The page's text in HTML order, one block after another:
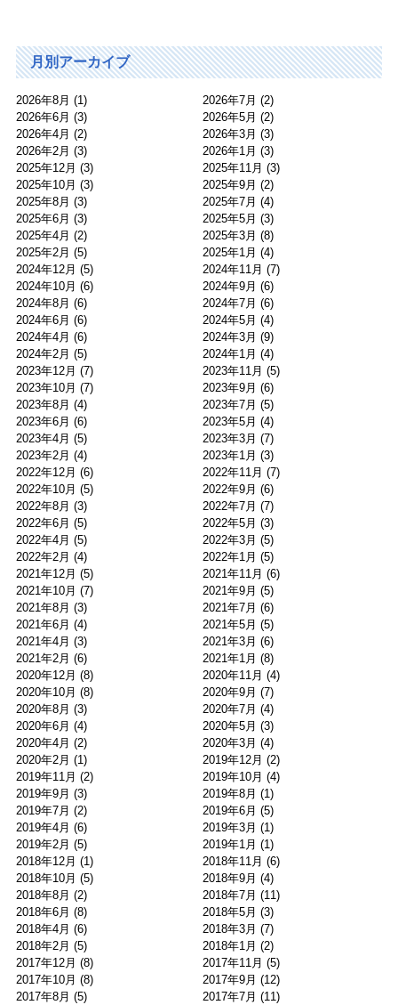
月別アーカイブ
2026年8月 (1) 2026年7月 (2)
2026年6月 (3) 2026年5月 (2)
2026年4月 (2) 2026年3月 (3)
2026年2月 (3) 2026年1月 (3)
2025年12月 (3) 2025年11月 (3)
2025年10月 (3) 2025年9月 (2)
2025年8月 (3) 2025年7月 (4)
2025年6月 (3) 2025年5月 (3)
2025年4月 (2) 2025年3月 (8)
2025年2月 (5) 2025年1月 (4)
2024年12月 (5) 2024年11月 (7)
2024年10月 (6) 2024年9月 (6)
2024年8月 (6) 2024年7月 (6)
2024年6月 (6) 2024年5月 (4)
2024年4月 (6) 2024年3月 (9)
2024年2月 (5) 2024年1月 (4)
2023年12月 (7) 2023年11月 (5)
2023年10月 (7) 2023年9月 (6)
2023年8月 (4) 2023年7月 (5)
2023年6月 (6) 2023年5月 (4)
2023年4月 (5) 2023年3月 (7)
2023年2月 (4) 2023年1月 (3)
2022年12月 (6) 2022年11月 (7)
2022年10月 (5) 2022年9月 (6)
2022年8月 (3) 2022年7月 (7)
2022年6月 (5) 2022年5月 (3)
2022年4月 (5) 2022年3月 (5)
2022年2月 (4) 2022年1月 (5)
2021年12月 (5) 2021年11月 (6)
2021年10月 (7) 2021年9月 (5)
2021年8月 (3) 2021年7月 (6)
2021年6月 (4) 2021年5月 (5)
2021年4月 (3) 2021年3月 (6)
2021年2月 (6) 2021年1月 (8)
2020年12月 (8) 2020年11月 (4)
2020年10月 (8) 2020年9月 (7)
2020年8月 (3) 2020年7月 (4)
2020年6月 (4) 2020年5月 (3)
2020年4月 (2) 2020年3月 (4)
2020年2月 (1) 2019年12月 (2)
2019年11月 (2) 2019年10月 (4)
2019年9月 (3) 2019年8月 (1)
2019年7月 (2) 2019年6月 (5)
2019年4月 (6) 2019年3月 (1)
2019年2月 (5) 2019年1月 (1)
2018年12月 (1) 2018年11月 (6)
2018年10月 (5) 2018年9月 (4)
2018年8月 (2) 2018年7月 (11)
2018年6月 (8) 2018年5月 (3)
2018年4月 (6) 2018年3月 (7)
2018年2月 (5) 2018年1月 (2)
2017年12月 (8) 2017年11月 (5)
2017年10月 (8) 2017年9月 (12)
2017年8月 (5) 2017年7月 (11)